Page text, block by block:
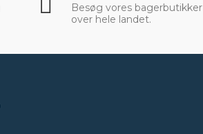
Besøg vores bagerbutikker
over hele landet.